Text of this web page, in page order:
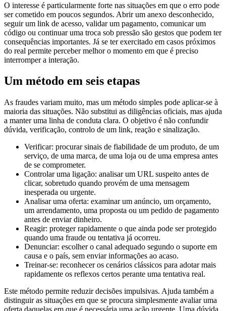
O interesse é particularmente forte nas situações em que o erro pode
ser cometido em poucos segundos. Abrir um anexo desconhecido,
seguir um link de acesso, validar um pagamento, comunicar um
código ou continuar uma troca sob pressão são gestos que podem ter
consequências importantes. Já se ter exercitado em casos próximos
do real permite perceber melhor o momento em que é preciso
interromper a interação.
Um método em seis etapas
As fraudes variam muito, mas um método simples pode aplicar-se à
maioria das situações. Não substitui as diligências oficiais, mas ajuda
a manter uma linha de conduta clara. O objetivo é não confundir
dúvida, verificação, controlo de um link, reação e sinalização.
Verificar: procurar sinais de fiabilidade de um produto, de um
serviço, de uma marca, de uma loja ou de uma empresa antes
de se comprometer.
Controlar uma ligação: analisar um URL suspeito antes de
clicar, sobretudo quando provém de uma mensagem
inesperada ou urgente.
Analisar uma oferta: examinar um anúncio, um orçamento,
um arrendamento, uma proposta ou um pedido de pagamento
antes de enviar dinheiro.
Reagir: proteger rapidamente o que ainda pode ser protegido
quando uma fraude ou tentativa já ocorreu.
Denunciar: escolher o canal adequado segundo o suporte em
causa e o país, sem enviar informações ao acaso.
Treinar-se: reconhecer os cenários clássicos para adotar mais
rapidamente os reflexos certos perante uma tentativa real.
Este método permite reduzir decisões impulsivas. Ajuda também a
distinguir as situações em que se procura simplesmente avaliar uma